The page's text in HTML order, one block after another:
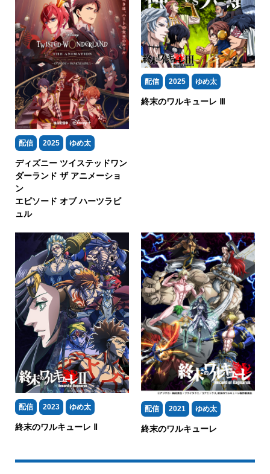
配信 2025 ゆめ太
ディズニー ツイステッドワン
ダーランド ザ アニメーショ
ン
エピソード オブ ハーツラビ
ュル
配信 2025 ゆめ太
終末のワルキューレ Ⅲ
配信 2023 ゆめ太
終末のワルキューレ Ⅱ
配信 2021 ゆめ太
終末のワルキューレ